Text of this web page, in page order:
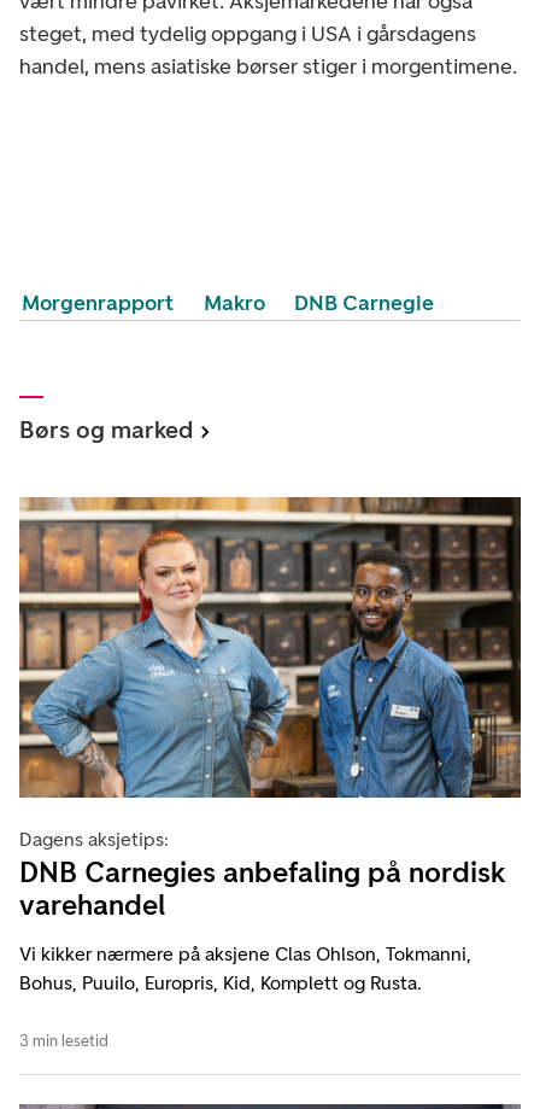
steget, med tydelig oppgang i USA i gårsdagens
handel, mens asiatiske børser stiger i morgentimene.
Morgenrapport Makro DNB Carnegie
Børs og marked
Dagens aksjetips:
DNB Carnegies anbefaling på nordisk
varehandel
Vi kikker nærmere på aksjene Clas Ohlson, Tokmanni,
Bohus, Puuilo, Europris, Kid, Komplett og Rusta.
3 min lesetid